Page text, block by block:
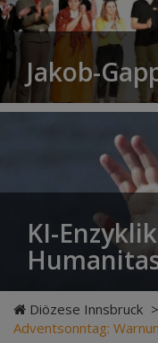
Jakob-
KI-
Diözese Innsbruck >
Adventsonntag: